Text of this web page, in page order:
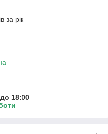
свят!
за рік
18:00